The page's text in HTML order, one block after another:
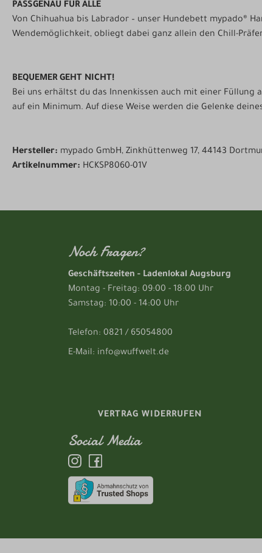
PASSGENAU FÜR ALLE
Von Chihuahua bis Labrador – unser Hundebett mypado®
Wendemöglichkeit, obliegt dabei ganz allein den Chill-
BEQUEMER GEHT NICHT!
Bei uns erhältst du das Innenkissen auch mit einer Füllung
auf ein Minimum. Auf diese Weise werden die Gelenke
Hersteller: mypado GmbH, Zinkhüttenweg 17, 44143
Artikelnummer: HCKSP8060-01V
Noch Fragen?
Geschäftszeiten - Ladenlokal Augsburg
Montag - Freitag: 09:00 - 18:00 Uhr
Samstag: 10:00 - 14:00 Uhr
Telefon: 0821 / 65054800
E-Mail: info@wuffwelt.de
VERTRAG WIDERRUFEN
Social Media